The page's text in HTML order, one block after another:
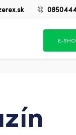
E-